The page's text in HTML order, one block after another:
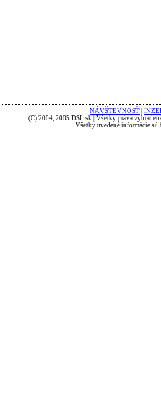
NÁVŠTEVNOSŤ
(C) 2004, 2005 DSL.sk | Všetky práva
Všetky uvedené informácie sú